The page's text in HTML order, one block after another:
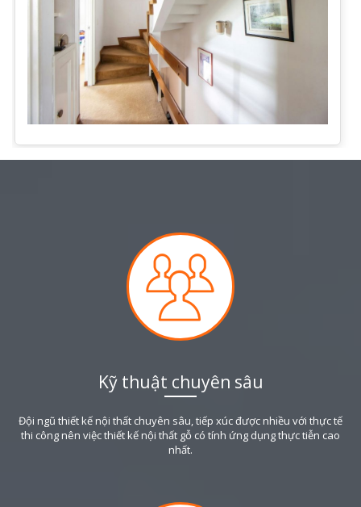
Kỹ thuật chuyên sâu
Đội ngũ thiết kế nội thất chuyên sâu, tiếp xúc được nhiều với thực tế
thi công nên việc thiết kế nội thất gỗ có tính ứng dụng thực tiễn cao
nhất.